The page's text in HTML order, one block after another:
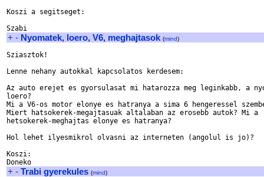
Koszi a segitseget:
+ - Nyomatek, loero, V6, meghajtasok (mind)
Sziasztok!
Lenne nehany autokkal kapcsolatos kerdesem:
Az auto erejet es gyorsulasat mi hatarozza meg leginkabb, a
loero?
Mi a V6-os motor elonye es hatranya a sima 6 hengeressel
Miert hatsokerek-megajtasuak altalaban az erosebb autok? Mi a
hetsokerek-meghajtas elonye es hatranya?
Hol lehet ilyesmikrol olvasni az interneten (angolul is jo)?
Koszi:
+ - Trabi gyerekules (mind)